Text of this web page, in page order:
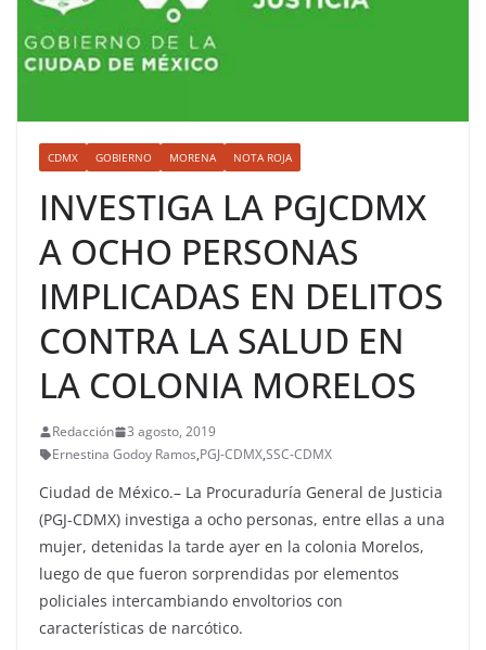
CDMX GOBIERNO MORENA NOTA ROJA
INVESTIGA LA PGJCDMX
A OCHO PERSONAS
IMPLICADAS EN DELITOS
CONTRA LA SALUD EN
LA COLONIA MORELOS
Redacción
3 agosto, 2019
Ernestina Godoy Ramos,PGJ-CDMX,SSC-CDMX
Ciudad de México.– La Procuraduría General de Justicia
(PGJ-CDMX) investiga a ocho personas, entre ellas a una
mujer, detenidas la tarde ayer en la colonia Morelos,
luego de que fueron sorprendidas por elementos
policiales intercambiando envoltorios con
características de narcótico.